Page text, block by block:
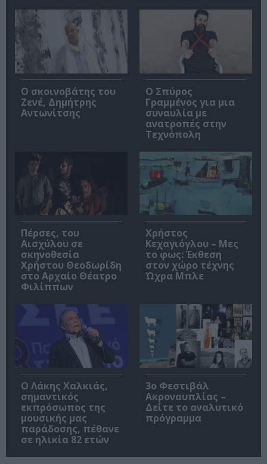
Ο σκοινοβάτης του
Ζενέ, Δημήτρης
Αντωνίτσης
Ο Σπύρος
Γραμμένος για μια
συναυλία με
ανατροπές στην
Τεχνόπολη
Πέρσες, του
Αισχύλου σε
σκηνοθεσία
Χρήστου Θεοδωρίδη
στο Αρχαίο Θέατρο
Φιλίππων
Χρήστος
Κεχαγιόγλου – Μες
το φως: Έκθεση
στον χώρο τέχνης
Ώχρα Μπλε
Ο Λάκης Χαλκιάς,
σημαντικός
εκπρόσωπος της
μουσικής μας
παράδοσης, πέθανε
σε ηλικία 82 ετών
3ο Φεστιβάλ
Ακροναυπλίας –
Δείτε το αναλυτικό
πρόγραμμα